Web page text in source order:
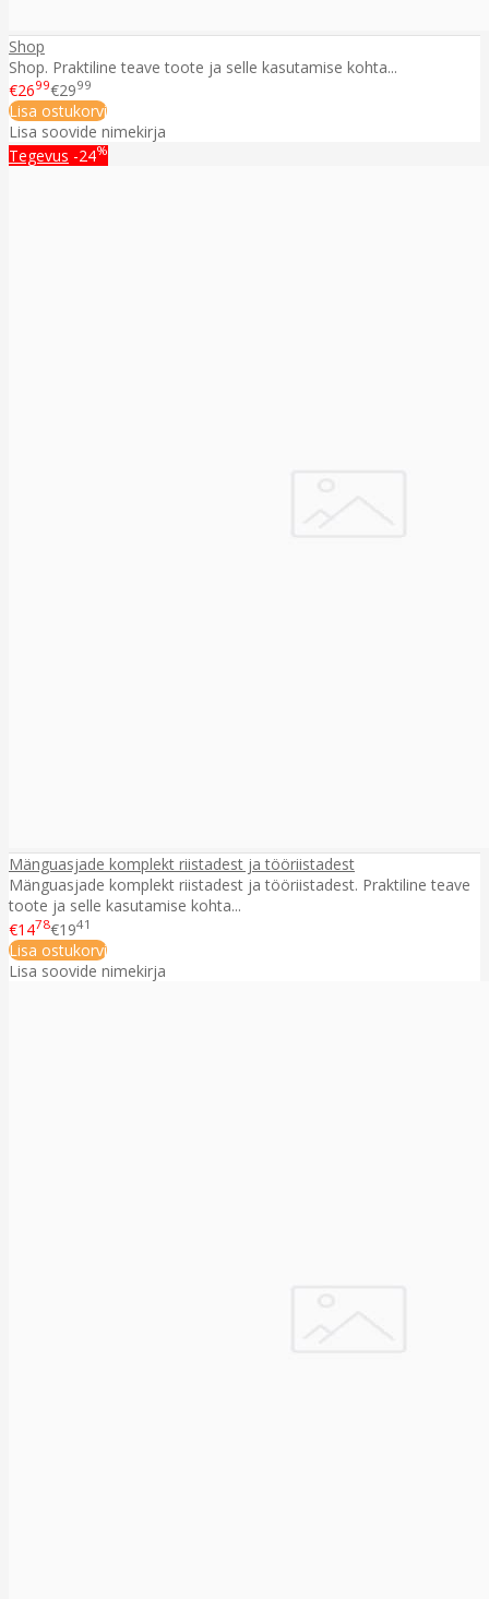
Shop
Shop. Praktiline teave toote ja selle kasutamise kohta...
€2699€2999
Lisa ostukorvi
Lisa soovide nimekirja
Tegevus -24%
Mänguasjade komplekt riistadest ja tööriistadest
Mänguasjade komplekt riistadest ja tööriistadest. Praktiline teave
toote ja selle kasutamise kohta...
€1478€1941
Lisa ostukorvi
Lisa soovide nimekirja